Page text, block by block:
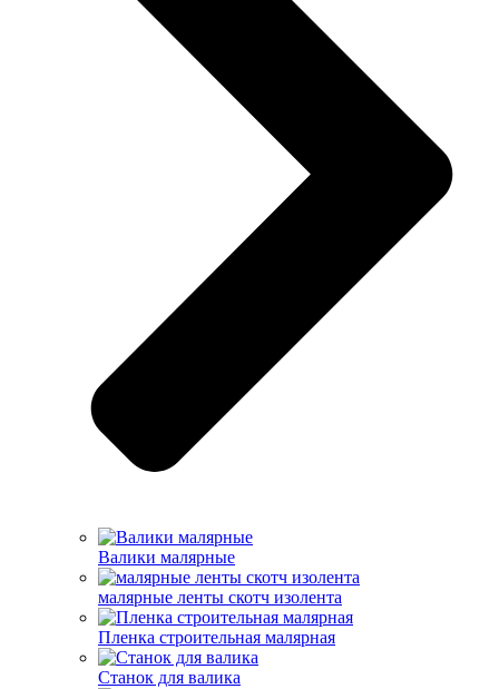
Валики малярные
малярные ленты скотч изолента
Пленка строительная малярная
Станок для валика